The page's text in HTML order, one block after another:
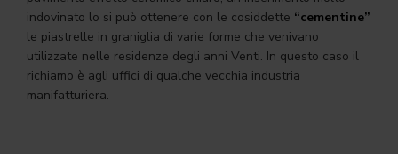
indovinato lo si può ottenere con le cosiddette “cementine”
le piastrelle in graniglia di varie forme che venivano
utilizzate nelle residenze degli anni Venti. In questo caso il
richiamo è agli uffici di qualche vecchia industria
manifatturiera.